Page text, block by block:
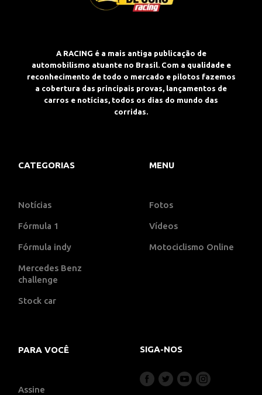
A RACING é a mais antiga publicação de
automobilismo atuante no Brasil. Com a qualidade e
reconhecimento de todo o mercado e pilotos fazemos
a cobertura das principais provas, lançamentos de
carros e notícias, todos os dias do mundo das
corridas.
CATEGORIAS
Notícias
Fórmula 1
Fórmula indy
Mercedes Benz
challenge
Stock car
MENU
Fotos
Vídeos
Motociclismo Online
PARA VOCÊ
Assine
SIGA-NOS